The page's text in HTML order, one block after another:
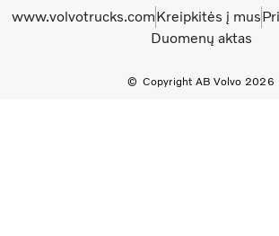
Copyright AB Volvo 2026
www.volvotrucks.comKreipkitės į mus
Duomenų aktas